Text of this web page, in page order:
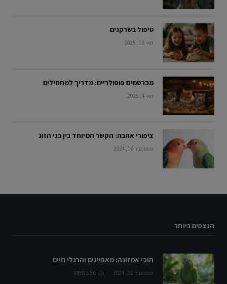
טיפול בשרקנים
מאי 13, 2025
מכרסמים פופולריים: מדריך למתחילים
מאי 4, 2025
ציפורי אהבה: הקשר המיוחד בין בני הזוג
ספטמבר 16, 2024
הנצפים ביותר
תוכי אמזונה: מאפיינים והרגלי חיים
ספטמבר 22, 2024 56
VIEWS